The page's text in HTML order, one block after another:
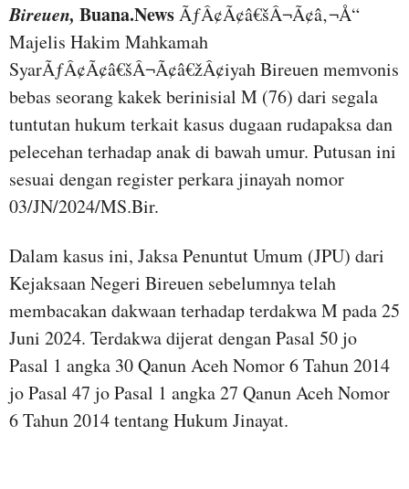
Bireuen, Buana.NewsÃƒÂ¢Ã¢â€šÂ¬Ã¢â‚¬Å“
Majelis Hakim Mahkamah
SyarÃƒÂ¢Ã¢â€šÂ¬Ã¢â€žÂ¢iyah Bireuen memvonis
bebas seorang kakek berinisial M (76) dari segala
tuntutan hukum terkait kasus dugaan rudapaksa dan
pelecehan terhadap anak di bawah umur. Putusan ini
sesuai dengan register perkara jinayah nomor
03/JN/2024/MS.Bir.
Dalam kasus ini, Jaksa Penuntut Umum (JPU) dari
Kejaksaan Negeri Bireuen sebelumnya telah
membacakan dakwaan terhadap terdakwa M pada 25
Juni 2024. Terdakwa dijerat dengan Pasal 50 jo
Pasal 1 angka 30 Qanun Aceh Nomor 6 Tahun 2014
jo Pasal 47 jo Pasal 1 angka 27 Qanun Aceh Nomor
6 Tahun 2014 tentang Hukum Jinayat.